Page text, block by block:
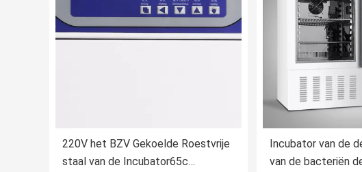
220V het BZV Gekoelde Roestvrije
staal van de Incubator65c
Incubator van de
van de bacteriën